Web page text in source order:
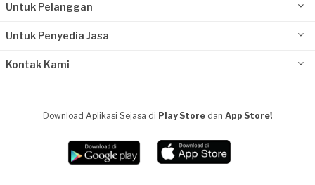
Untuk Pelanggan
Untuk Penyedia Jasa
Kontak Kami
Download Aplikasi Sejasa di Play Store dan App Store!